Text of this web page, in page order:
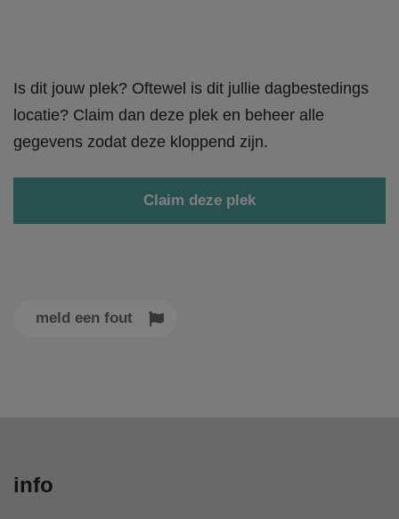
Is dit jouw plek? Oftewel is dit jullie dagbestedings
locatie? Claim dan deze plek en beheer alle
gegevens zodat deze kloppend zijn.
Claim deze plek
meld een fout
info